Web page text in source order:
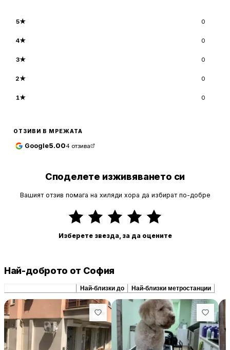
5★ 0
4★ 0
3★ 0
2★ 0
1★ 0
ОТЗИВИ В МРЕЖАТА
Google5.004 отзива
Споделете изживяването си
Вашият отзив помага на хиляди хора да избират по-добре
Изберете звезда, за да оцените
Най-доброто от София
Най-близки до Най-близки метростанции